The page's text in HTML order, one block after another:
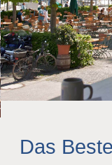
Jobs
Kontakt
Das